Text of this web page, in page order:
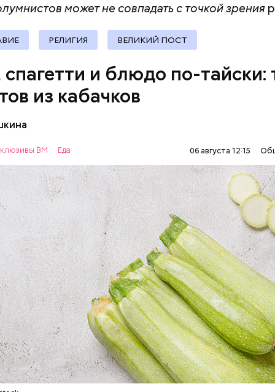
может не совпадать с точкой зрения
РЕЛИГИЯ ВЕЛИКИЙ ПОСТ
спагетти и блюдо по-тайски:
из кабачков
ВМ Еда 06 августа 12:15
ОВОЩИ РЕЦЕПТЫ
укрепляет кости, зубы, волосы и ногти и
действие;
С — работает как антиоксидант,
выработке соединительной ткани, улучшает
стресса он держит сосуды под контролем и
более 300 реакций нашего организма. Также
влияет на нервную систему, успокаивает,
спазмы, — пояснила Соломатина.